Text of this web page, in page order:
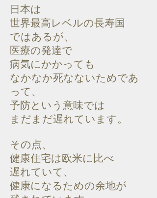
日本は
世界最高レベルの長寿国
ではあるが、
医療の発達で
病気にかかっても
なかなか死なないためであ
って、
予防という意味では
まだまだ遅れています。
その点、
健康住宅は欧米に比べ
遅れていて、
健康になるための余地が